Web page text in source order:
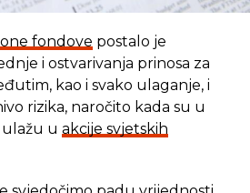
fondove postalo je
i ostvarivanja prinosa za
kao i svako ulaganje, i
rizika, naročito kada su u
u akcije svjetskih